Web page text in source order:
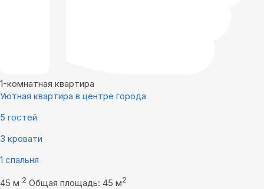
1-комнатная квартира
Уютная квартира в центре города
5 гостей
3 кровати
1 спальня
45 м 2 Общая площадь: 45 м2